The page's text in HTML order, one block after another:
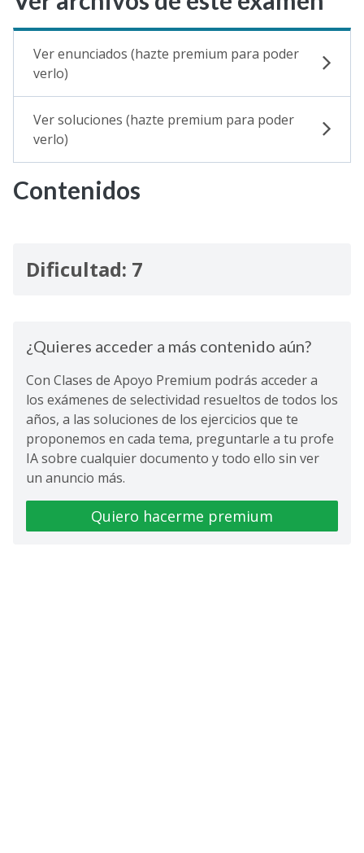
Ver enunciados (hazte premium para poder
verlo)
Ver soluciones (hazte premium para poder
verlo)
Contenidos
Dificultad: 7
¿Quieres acceder a más contenido aún?
Con Clases de Apoyo Premium podrás acceder a
los exámenes de selectividad resueltos de todos los
años, a las soluciones de los ejercicios que te
proponemos en cada tema, preguntarle a tu profe
IA sobre cualquier documento y todo ello sin ver
un anuncio más.
Quiero hacerme premium